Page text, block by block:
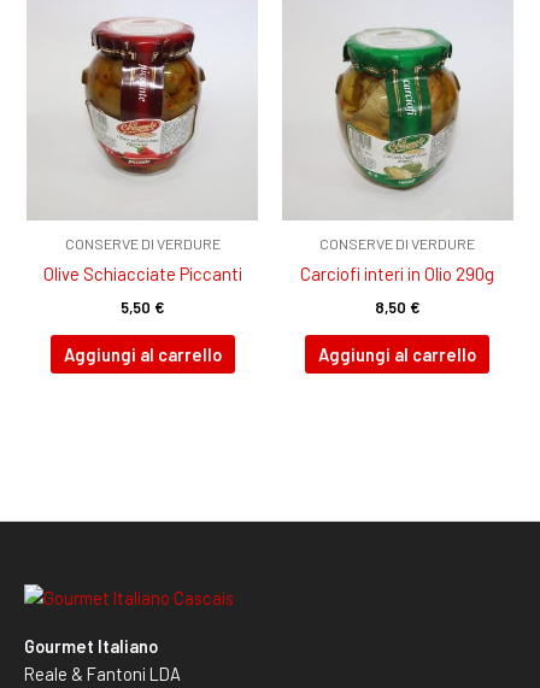
CONSERVE DI VERDURE
Olive Schiacciate Piccanti
5,50 €
Aggiungi al carrello
CONSERVE DI VERDURE
Carciofi interi in Olio 290g
8,50 €
Aggiungi al carrello
Gourmet Italiano
Reale & Fantoni LDA